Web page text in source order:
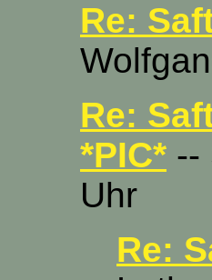
Re:
Re:
*PIC* --
Uhr
Re: